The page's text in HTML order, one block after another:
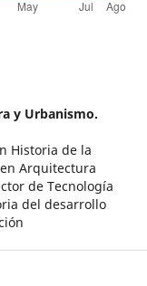
y Urbanismo.
Historia de la
Arquitectura
de Tecnología
del desarrollo